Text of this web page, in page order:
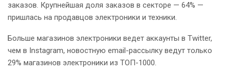
заказов. Крупнейшая доля заказов в секторе — 64% —
пришлась на продавцов электроники и техники.
Больше магазинов электроники ведет аккаунты в Twitter,
чем в Instagram, новостную email-рассылку ведут только
29% магазинов электроники из ТОП-1000.